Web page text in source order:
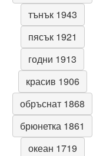
тънък 1943
пясък 1921
годни 1913
красив 1906
обръснат 1868
брюнетка 1861
океан 1719